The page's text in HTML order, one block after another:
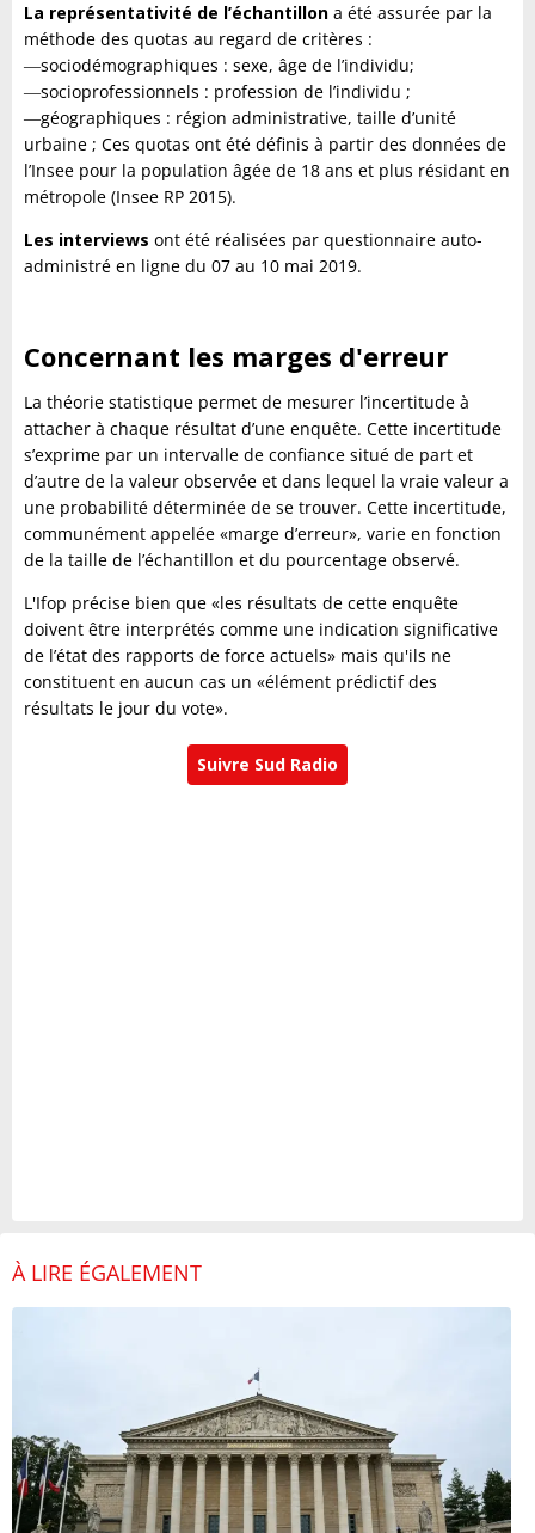
La représentativité de l’échantillon a été assurée par la
méthode des quotas au regard de critères :
―sociodémographiques : sexe, âge de l’individu;
―socioprofessionnels : profession de l’individu ;
―géographiques : région administrative, taille d’unité
urbaine ; Ces quotas ont été définis à partir des données de
l’Insee pour la population âgée de 18 ans et plus résidant en
métropole (Insee RP 2015).
Les interviews ont été réalisées par questionnaire auto-
administré en ligne du 07 au 10 mai 2019.
Concernant les marges d'erreur
La théorie statistique permet de mesurer l’incertitude à
attacher à chaque résultat d’une enquête. Cette incertitude
s’exprime par un intervalle de confiance situé de part et
d’autre de la valeur observée et dans lequel la vraie valeur a
une probabilité déterminée de se trouver. Cette incertitude,
communément appelée «marge d’erreur», varie en fonction
de la taille de l’échantillon et du pourcentage observé.
L'Ifop précise bien que «les résultats de cette enquête
doivent être interprétés comme une indication significative
de l’état des rapports de force actuels» mais qu'ils ne
constituent en aucun cas un «élément prédictif des
résultats le jour du vote».
Suivre Sud Radio
À LIRE ÉGALEMENT